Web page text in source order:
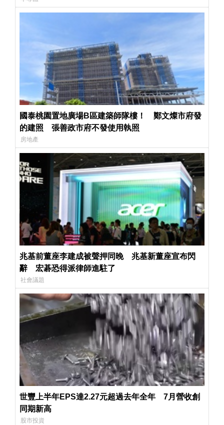
國泰桃園置地廣場B區建築師隊樓！ 鄭文燦市府發
的建照 張善政市府不發使用執照
房地產
兆基前董座李建成被聲押同晚 兆基新董座宣布閃
辭 宏碁恐得派律師進駐了
社會議題
世豐上半年EPS達2.27元超過去年全年 7月營收創
同期新高
股市投資